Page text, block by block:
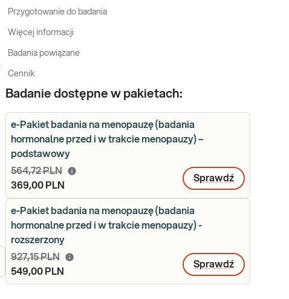
Przygotowanie do badania
Więcej informacji
Badania powiązane
Cennik
Badanie dostępne w pakietach:
e-Pakiet badania na menopauzę (badania
hormonalne przed i w trakcie menopauzy) –
podstawowy
564,72 PLN
369,00 PLN
Sprawdź
e-Pakiet badania na menopauzę (badania
hormonalne przed i w trakcie menopauzy) -
rozszerzony
927,15 PLN
549,00 PLN
Sprawdź